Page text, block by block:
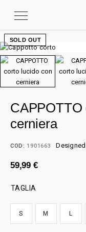
SOLD OUT
CAPPOTTO
cerniera
COD:1901663
59,99 €
TAGLIA
S M L